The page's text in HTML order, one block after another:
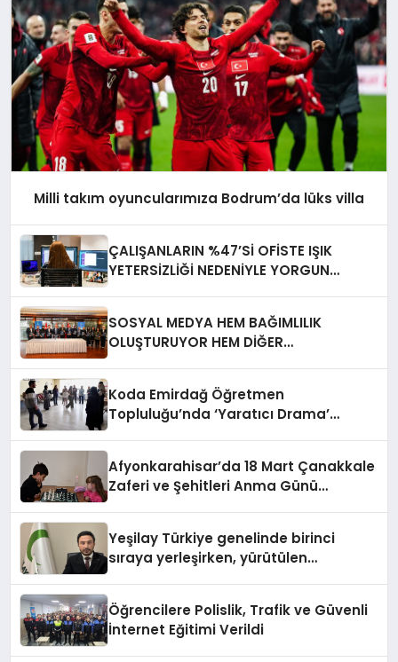
Milli takım oyuncularımıza Bodrum’da lüks villa
ÇALIŞANLARIN %47’Sİ OFİSTE IŞIK
YETERSİZLİĞİ NEDENİYLE YORGUN
SOSYAL MEDYA HEM BAĞIMLILIK
OLUŞTURUYOR HEM DİĞER
Koda Emirdağ Öğretmen
Topluluğu’nda ‘Yaratıcı Drama’
Afyonkarahisar’da 18 Mart Çanakkale
Zaferi ve Şehitleri Anma Günü
Yeşilay Türkiye genelinde birinci
sıraya yerleşirken, yürütülen
Öğrencilere Polislik, Trafik ve Güvenli
İnternet Eğitimi Verildi